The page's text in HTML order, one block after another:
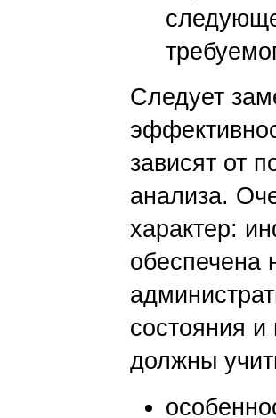
Следует
зависят от
анализа.
характер:
обеспечена
состояния
должны